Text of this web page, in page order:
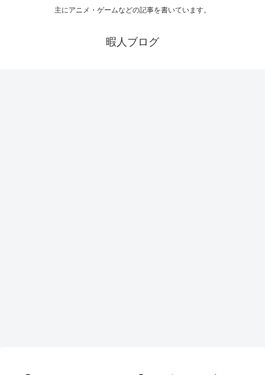
主にアニメ・ゲームなどの記事を書いています。
暇人ブログ